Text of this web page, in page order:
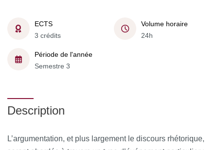
ECTS
3 crédits
Volume horaire
24h
Période de l'année
Semestre 3
Description
L’argumentation, et plus largement le discours rhétorique,